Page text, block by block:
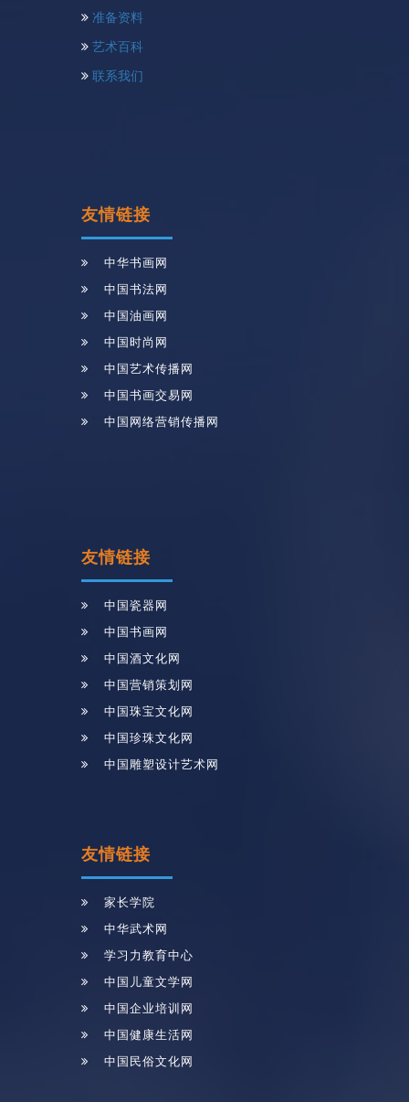
准备资料
艺术百科
联系我们
友情链接
中华书画网
中国书法网
中国油画网
中国时尚网
中国艺术传播网
中国书画交易网
中国网络营销传播网
友情链接
中国瓷器网
中国书画网
中国酒文化网
中国营销策划网
中国珠宝文化网
中国珍珠文化网
中国雕塑设计艺术网
友情链接
家长学院
中华武术网
学习力教育中心
中国儿童文学网
中国企业培训网
中国健康生活网
中国民俗文化网